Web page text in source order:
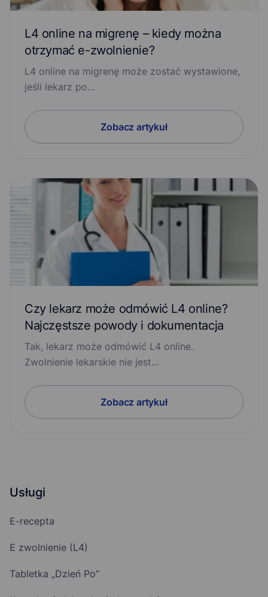
L4 online na migrenę – kiedy można
otrzymać e-zwolnienie?
L4 online na migrenę może zostać wystawione,
jeśli lekarz po…
Zobacz artykuł
Czy lekarz może odmówić L4 online?
Najczęstsze powody i dokumentacja
Tak, lekarz może odmówić L4 online.
Zwolnienie lekarskie nie jest…
Zobacz artykuł
Usługi
E-recepta
E zwolnienie (L4)
Tabletka „Dzień Po”